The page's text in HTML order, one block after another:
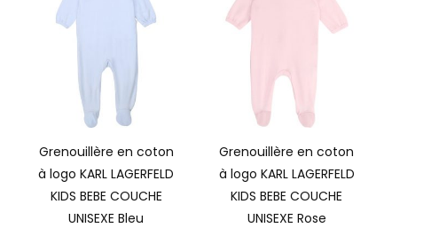
Grenouillère en coton
à logo KARL LAGERFELD
KIDS BEBE COUCHE
UNISEXE Bleu
Grenouillère en coton
à logo KARL LAGERFELD
KIDS BEBE COUCHE
UNISEXE Rose